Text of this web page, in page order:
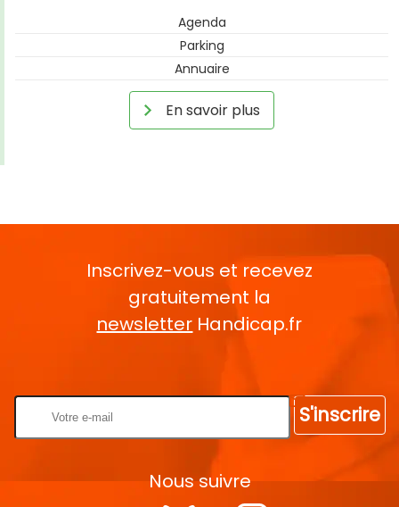
Agenda
Parking
Annuaire
En savoir plus
Inscrivez-vous et recevez
gratuitement la
newsletter Handicap.fr
S'inscrire
Nous suivre